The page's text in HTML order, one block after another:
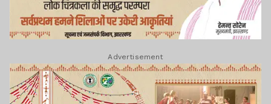
Advertisement